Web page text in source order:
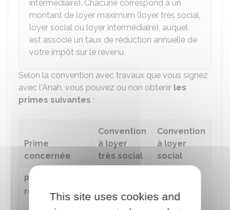
intermédiaire). Chacune correspond à un
montant de loyer maximum (loyer très social,
loyer social ou loyer intermédiaire), auquel
est associé un taux de réduction annuelle de
votre impôt sur le revenu.
Selon la convention avec travaux que vous signez
avec l'Anah, vous pouvez ou non obtenir les
primes suivantes :
Prime
concernée
Convention
à loyer
très social
Convention
à loyer
social
Prime de
réservation
si
vous
This site uses cookies and